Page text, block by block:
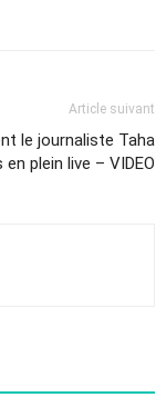
Article suivant
le journaliste Taha
plein live – VIDEO